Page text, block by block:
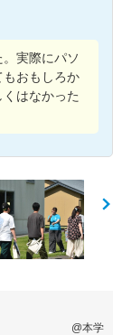
実際にパソ
もおもしろか
はなかった
@本学